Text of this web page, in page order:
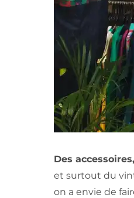
Des
et surtout du
on a envie de